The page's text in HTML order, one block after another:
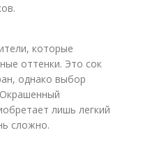
которые
оттенки. Это сок
однако выбор
лишь легкий
сложно.